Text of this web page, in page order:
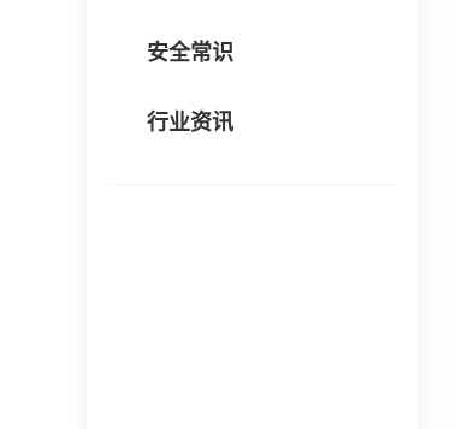
安全常识
行业资讯